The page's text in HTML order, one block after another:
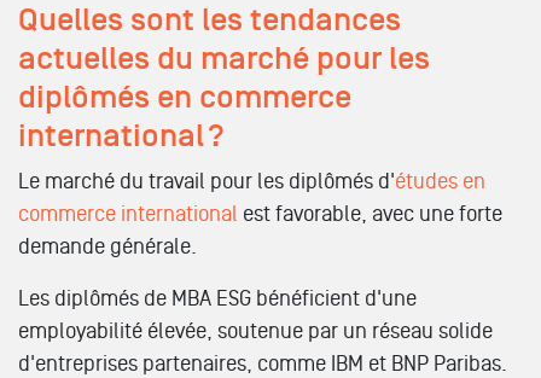
Quelles sont les tendances
actuelles du marché pour les
diplômés en commerce
international ?
Le marché du travail pour les diplômés d'études en
commerce international est favorable, avec une forte
demande générale.
Les diplômés de MBA ESG bénéficient d'une
employabilité élevée, soutenue par un réseau solide
d'entreprises partenaires, comme IBM et BNP Paribas.